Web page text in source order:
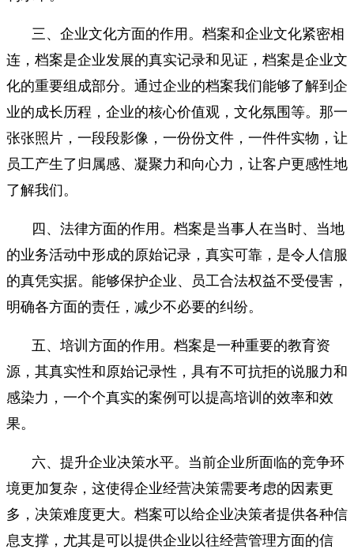
三、企业文化方面的作用。档案和企业文化紧密相
连，档案是企业发展的真实记录和见证，档案是企业文
化的重要组成部分。通过企业的档案我们能够了解到企
业的成长历程，企业的核心价值观，文化氛围等。那一
张张照片，一段段影像，一份份文件，一件件实物，让
员工产生了归属感、凝聚力和向心力，让客户更感性地
了解我们。
四、法律方面的作用。档案是当事人在当时、当地
的业务活动中形成的原始记录，真实可靠，是令人信服
的真凭实据。能够保护企业、员工合法权益不受侵害，
明确各方面的责任，减少不必要的纠纷。
五、培训方面的作用。档案是一种重要的教育资
源，其真实性和原始记录性，具有不可抗拒的说服力和
感染力，一个个真实的案例可以提高培训的效率和效
果。
六、提升企业决策水平。当前企业所面临的竞争环
境更加复杂，这使得企业经营决策需要考虑的因素更
多，决策难度更大。档案可以给企业决策者提供各种信
息支撑，尤其是可以提供企业以往经营管理方面的信